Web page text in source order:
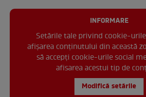
INFORMARE
Setările tale privind cookie-
afișarea conținutului din această
să accepți cookie-urile social
afisarea acestui tip de
Modifică setările